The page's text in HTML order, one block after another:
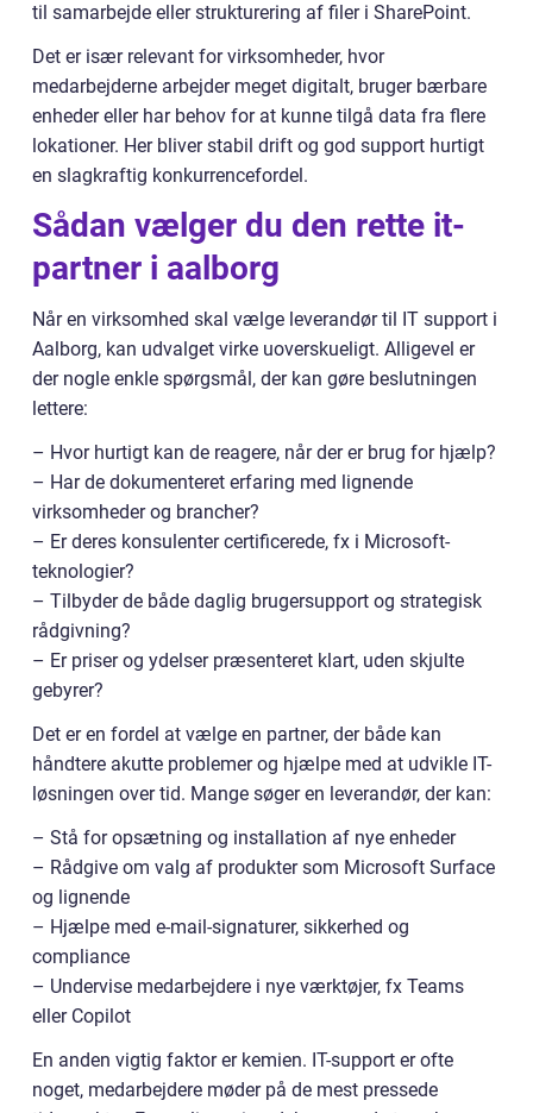
til samarbejde eller strukturering af filer i SharePoint.
Det er især relevant for virksomheder, hvor
medarbejderne arbejder meget digitalt, bruger bærbare
enheder eller har behov for at kunne tilgå data fra flere
lokationer. Her bliver stabil drift og god support hurtigt
en slagkraftig konkurrencefordel.
Sådan vælger du den rette it-
partner i aalborg
Når en virksomhed skal vælge leverandør til IT support i
Aalborg, kan udvalget virke uoverskueligt. Alligevel er
der nogle enkle spørgsmål, der kan gøre beslutningen
lettere:
– Hvor hurtigt kan de reagere, når der er brug for hjælp?
– Har de dokumenteret erfaring med lignende
virksomheder og brancher?
– Er deres konsulenter certificerede, fx i Microsoft-
teknologier?
– Tilbyder de både daglig brugersupport og strategisk
rådgivning?
– Er priser og ydelser præsenteret klart, uden skjulte
gebyrer?
Det er en fordel at vælge en partner, der både kan
håndtere akutte problemer og hjælpe med at udvikle IT-
løsningen over tid. Mange søger en leverandør, der kan:
– Stå for opsætning og installation af nye enheder
– Rådgive om valg af produkter som Microsoft Surface
og lignende
– Hjælpe med e-mail-signaturer, sikkerhed og
compliance
– Undervise medarbejdere i nye værktøjer, fx Teams
eller Copilot
En anden vigtig faktor er kemien. IT-support er ofte
noget, medarbejdere møder på de mest pressede